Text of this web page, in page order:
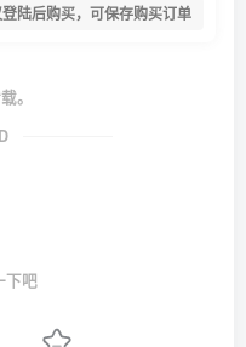
陆后购买，可保存购买订单
。
下吧